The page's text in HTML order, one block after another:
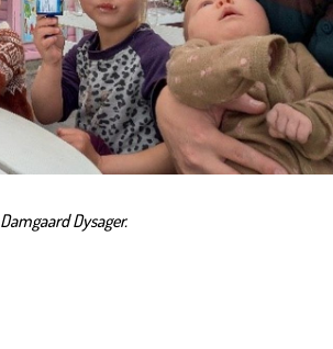
DamgaardDysager.